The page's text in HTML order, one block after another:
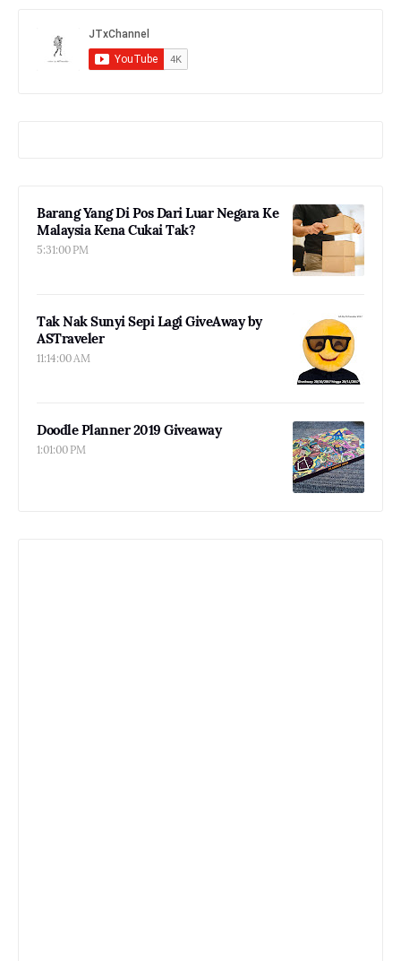
Barang Yang Di Pos Dari Luar Negara Ke
Malaysia Kena Cukai Tak?
5:31:00 PM
Tak Nak Sunyi Sepi Lagi GiveAway by
ASTraveler
11:14:00 AM
Doodle Planner 2019 Giveaway
1:01:00 PM